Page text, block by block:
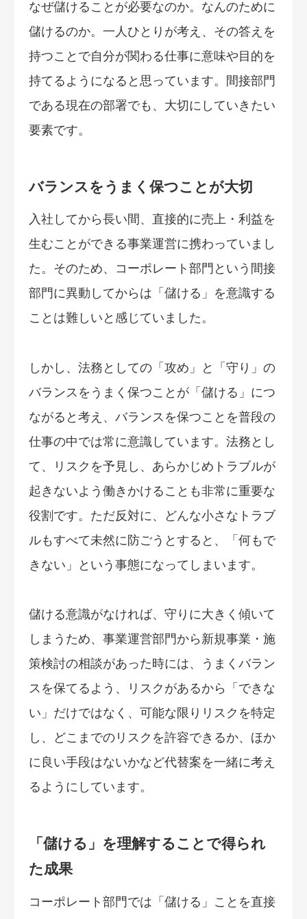
なぜ儲けることが必要なのか。なんのために
儲けるのか。一人ひとりが考え、その答えを
持つことで自分が関わる仕事に意味や目的を
持てるようになると思っています。間接部門
である現在の部署でも、大切にしていきたい
要素です。
バランスをうまく保つことが大切
入社してから長い間、直接的に売上・利益を
生むことができる事業運営に携わっていまし
た。そのため、コーポレート部門という間接
部門に異動してからは「儲ける」を意識する
ことは難しいと感じていました。
しかし、法務としての「攻め」と「守り」の
バランスをうまく保つことが「儲ける」につ
ながると考え、バランスを保つことを普段の
仕事の中では常に意識しています。法務とし
て、リスクを予見し、あらかじめトラブルが
起きないよう働きかけることも非常に重要な
役割です。ただ反対に、どんな小さなトラブ
ルもすべて未然に防ごうとすると、「何もで
きない」という事態になってしまいます。
儲ける意識がなければ、守りに大きく傾いて
しまうため、事業運営部門から新規事業・施
策検討の相談があった時には、うまくバラン
スを保てるよう、リスクがあるから「できな
い」だけではなく、可能な限りリスクを特定
し、どこまでのリスクを許容できるか、ほか
に良い手段はないかなど代替案を一緒に考え
るようにしています。
「儲ける」を理解することで得られ
た成果
コーポレート部門では「儲ける」ことを直接